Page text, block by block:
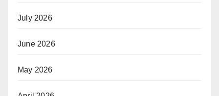
July 2026
June 2026
May 2026